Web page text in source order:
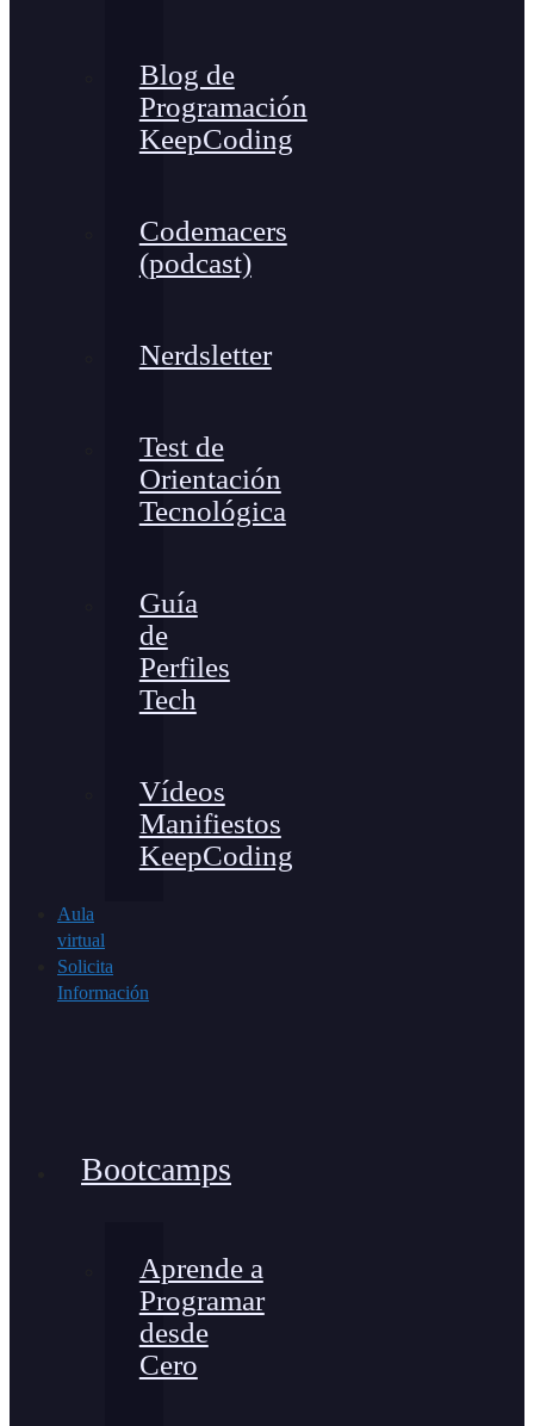
Blog de
Programación
KeepCoding
Codemacers
(podcast)
Nerdsletter
Test de
Orientación
Tecnológica
Guía
de
Perfiles
Tech
Vídeos
Manifiestos
KeepCoding
Aula
virtual
Solicita
Información
Bootcamps
Aprende a
Programar
desde
Cero